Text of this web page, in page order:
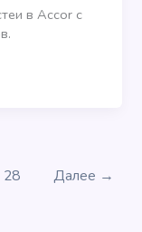
в Accor с
28 Далее →